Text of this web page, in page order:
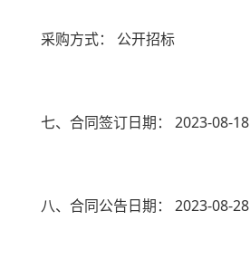
采购方式： 公开招标
七、合同签订日期： 2023-08-18
八、合同公告日期： 2023-08-28